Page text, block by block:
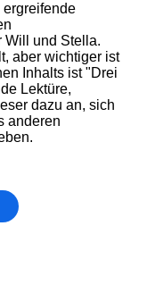
Will und Stella.
aber wichtiger ist
Inhalts ist "Drei
Lektüre,
dazu an, sich
anderen